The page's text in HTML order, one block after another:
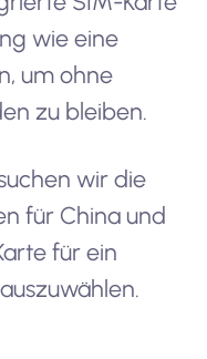
wie eine
um ohne
zu bleiben.
wir die
für China und
für ein